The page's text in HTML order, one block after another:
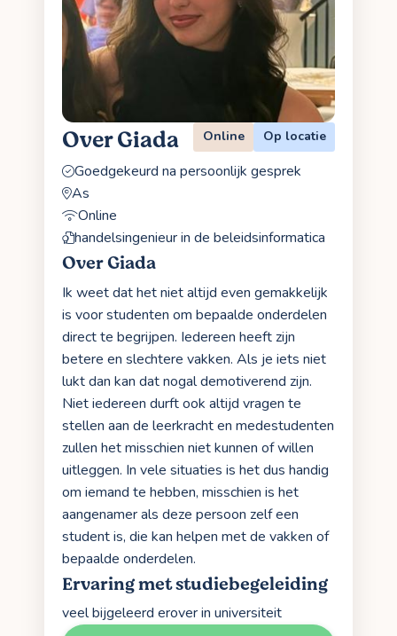
Over Giada Online Op locatie
Goedgekeurd na persoonlijk gesprek
As
Online
handelsingenieur in de beleidsinformatica
Over Giada
Ik weet dat het niet altijd even gemakkelijk
is voor studenten om bepaalde onderdelen
direct te begrijpen. Iedereen heeft zijn
betere en slechtere vakken. Als je iets niet
lukt dan kan dat nogal demotiverend zijn.
Niet iedereen durft ook altijd vragen te
stellen aan de leerkracht en medestudenten
zullen het misschien niet kunnen of willen
uitleggen. In vele situaties is het dus handig
om iemand te hebben, misschien is het
aangenamer als deze persoon zelf een
student is, die kan helpen met de vakken of
bepaalde onderdelen.
Ervaring met studiebegeleiding
veel bijgeleerd erover in universiteit